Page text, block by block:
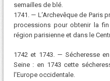
semailles de blé.
1741. — L’Archevêque de Paris
processions pour obtenir la
région parisienne et dans le
1742 et 1743. — Sécheresse
Seine : en 1743 cette
l’Europe occidentale.